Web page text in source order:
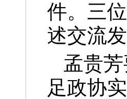
件。三
述交流发
孟贵
足政协